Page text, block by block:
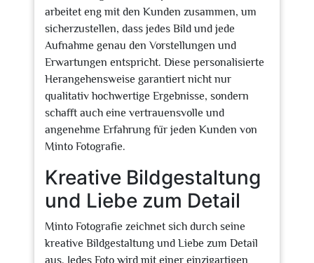
arbeitet eng mit den Kunden zusammen, um
sicherzustellen, dass jedes Bild und jede
Aufnahme genau den Vorstellungen und
Erwartungen entspricht. Diese personalisierte
Herangehensweise garantiert nicht nur
qualitativ hochwertige Ergebnisse, sondern
schafft auch eine vertrauensvolle und
angenehme Erfahrung für jeden Kunden von
Minto Fotografie.
Kreative Bildgestaltung
und Liebe zum Detail
Minto Fotografie zeichnet sich durch seine
kreative Bildgestaltung und Liebe zum Detail
aus. Jedes Foto wird mit einer einzigartigen